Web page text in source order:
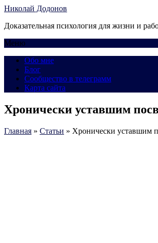
Николай Додонов
Доказательная психология для жизни и
Меню
Обо мне
Блог
Сообщество в телеграмм
Карта сайта
Хронически уставшим
Главная » Статьи » Хронически уставшим